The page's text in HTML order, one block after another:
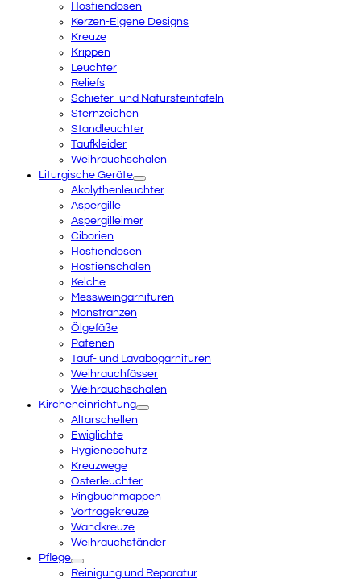
Hostiendosen
Kerzen-Eigene Designs
Kreuze
Krippen
Leuchter
Reliefs
Schiefer- und Natursteintafeln
Sternzeichen
Standleuchter
Taufkleider
Weihrauchschalen
Liturgische Geräte
Akolythenleuchter
Aspergille
Aspergilleimer
Ciborien
Hostiendosen
Hostienschalen
Kelche
Messweingarnituren
Monstranzen
Ölgefäße
Patenen
Tauf- und Lavabogarnituren
Weihrauchfässer
Weihrauchschalen
Kircheneinrichtung
Altarschellen
Ewiglichte
Hygieneschutz
Kreuzwege
Osterleuchter
Ringbuchmappen
Vortragekreuze
Wandkreuze
Weihrauchständer
Pflege
Reinigung und Reparatur